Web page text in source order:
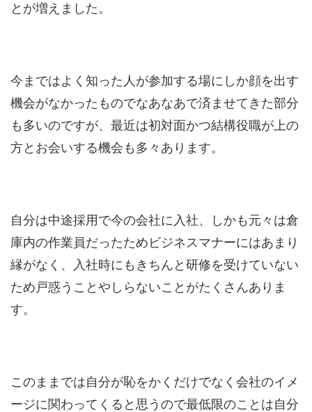
とが増えました。
今まではよく知った人が参加する場にしか顔を出す
機会がなかったものでなあなあで済ませてきた部分
も多いのですが、最近は初対面かつ結構役職が上の
方とお会いする機会も多々あります。
自分は中途採用で今の会社に入社、しかも元々は倉
庫内の作業員だったためビジネスマナーにはあまり
縁がなく、入社時にもきちんと研修を受けていない
ため戸惑うことやしらないことがたくさんありま
す。
このままでは自分が恥をかくだけでなく会社のイメ
ージに関わってくると思うので最低限のことは自分